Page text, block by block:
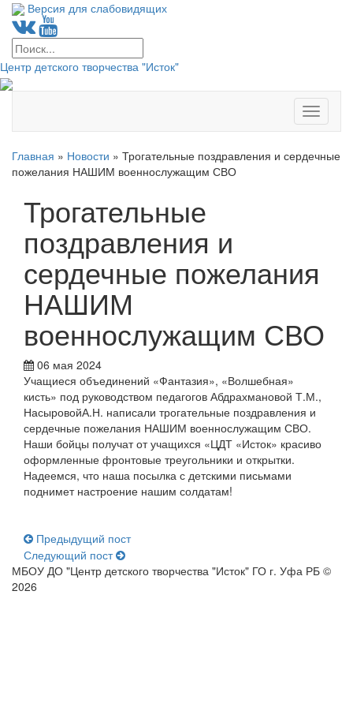
Версия для слабовидящих
Центр детского творчества "Исток"
Меню
Главная » Новости » Трогательные поздравления и сердечные
пожелания НАШИМ военнослужащим СВО
Трогательные
поздравления и
сердечные пожелания
НАШИМ
военнослужащим СВО
06 мая 2024
Учащиеся объединений «Фантазия», «Волшебная»
кисть» под руководством педагогов Абдрахмановой Т.М.,
НасыровойА.Н. написали трогательные поздравления и
сердечные пожелания НАШИМ военнослужащим СВО.
Наши бойцы получат от учащихся «ЦДТ «Исток» красиво
оформленные фронтовые треугольники и открытки.
Надеемся, что наша посылка с детскими письмами
поднимет настроение нашим солдатам!
Предыдущий пост
Следующий пост
МБОУ ДО "Центр детского творчества "Исток" ГО г. Уфа РБ ©
2026